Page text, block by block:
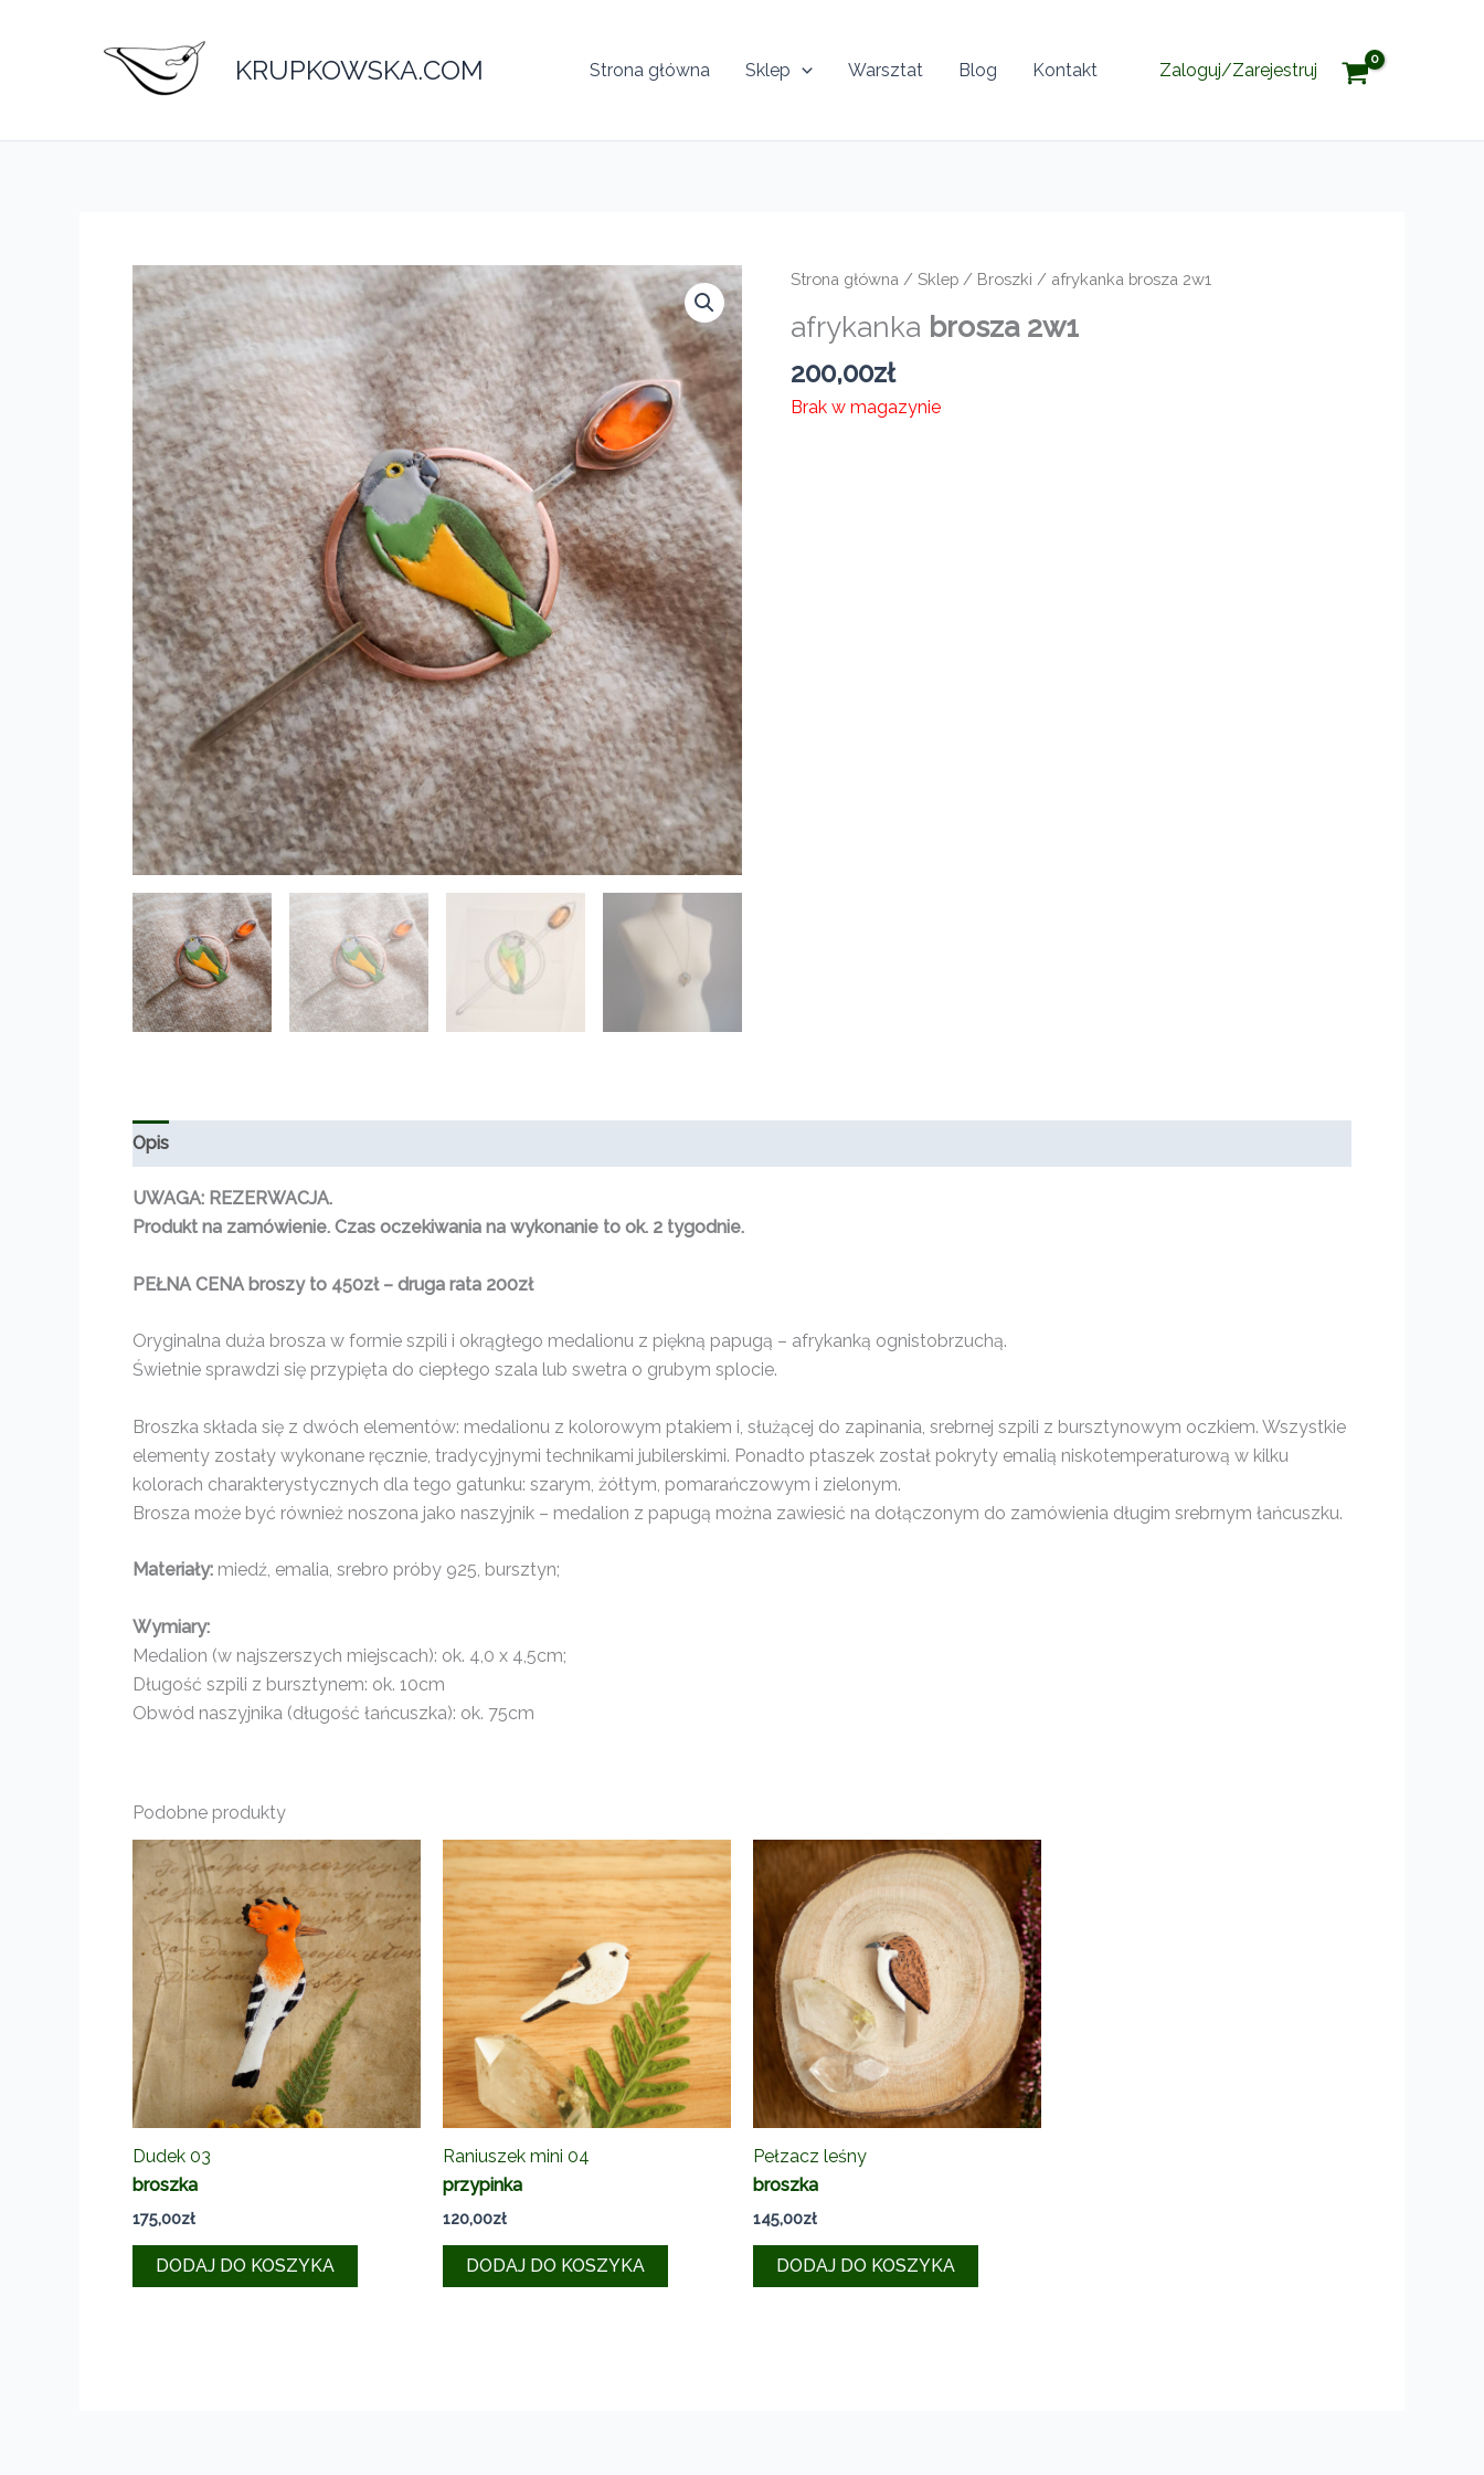
KRUPKOWSKA.COM Strona główna Sklep Warsztat Blog Kontakt Zaloguj/Zarejestruj
Strona główna /Sklep / Broszki / afrykanka brosza 2w1
afrykanka brosza 2w1
200,00zł
Brak w magazynie
Opis
UWAGA: REZERWACJA.
Produkt na zamówienie. Czas oczekiwania na wykonanie to ok. 2 tygodnie.
PEŁNA CENA broszy to 450zł – druga rata 200zł
Oryginalna duża brosza w formie szpili i okrągłego medalionu z piękną papugą – afrykanką ognistobrzuchą.
Świetnie sprawdzi się przypięta do ciepłego szala lub swetra o grubym splocie.
Broszka składa się z dwóch elementów: medalionu z kolorowym ptakiem i, służącej do zapinania, srebrnej szpili z bursztynowym oczkiem. Wszystkie
elementy zostały wykonane ręcznie, tradycyjnymi technikami jubilerskimi. Ponadto ptaszek został pokryty emalią niskotemperaturową w kilku
kolorach charakterystycznych dla tego gatunku: szarym, żółtym, pomarańczowym i zielonym.
Brosza może być również noszona jako naszyjnik – medalion z papugą można zawiesić na dołączonym do zamówienia długim srebrnym łańcuszku.
Materiały: miedź, emalia, srebro próby 925, bursztyn;
Wymiary:
Medalion (w najszerszych miejscach): ok. 4,0 x 4,5cm;
Długość szpili z bursztynem: ok. 10cm
Obwód naszyjnika (długość łańcuszka): ok. 75cm
Podobne produkty
Dudek 03
broszka
175,00zł
DODAJ DO KOSZYKA
Raniuszek mini 04
przypinka
120,00zł
DODAJ DO KOSZYKA
Pełzacz leśny
broszka
145,00zł
DODAJ DO KOSZYKA